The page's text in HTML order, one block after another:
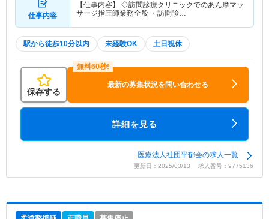
仕事内容
【仕事内容】 ◇訪問診療クリニックでのあん摩マッ
サージ指圧師業務全般 ・訪問診…
駅から徒歩10分以内 未経験OK 土日祝休
保存する
最新の募集状況を問い合わせる
詳細を見る
医療法人社団平郁会の求人一覧
更新日：2025/03/13 求人番号：9775136